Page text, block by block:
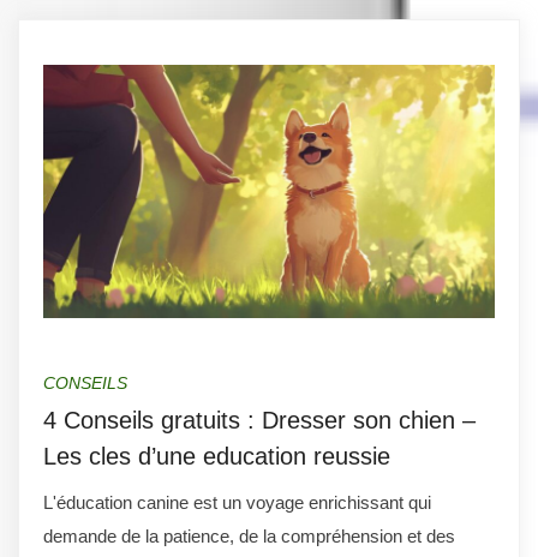
CONSEILS
4 Conseils gratuits : Dresser son chien –
Les cles d’une education reussie
L'éducation canine est un voyage enrichissant qui
demande de la patience, de la compréhension et des